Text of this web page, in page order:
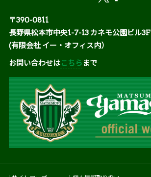
〒390-0811
長野県松本市中央1-7-13 カネモ公園ビル3F
(有限会社 イー・オフィス内）
お問い合わせはこちら まで